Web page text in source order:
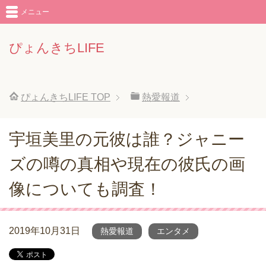
ぴょんきちLIFE
メニュー
ぴょんきちLIFE TOP 熱愛報道
宇垣美里の元彼は誰？ジャニー
ズの噂の真相や現在の彼氏の画
像についても調査！
2019年10月31日 熱愛報道 エンタメ